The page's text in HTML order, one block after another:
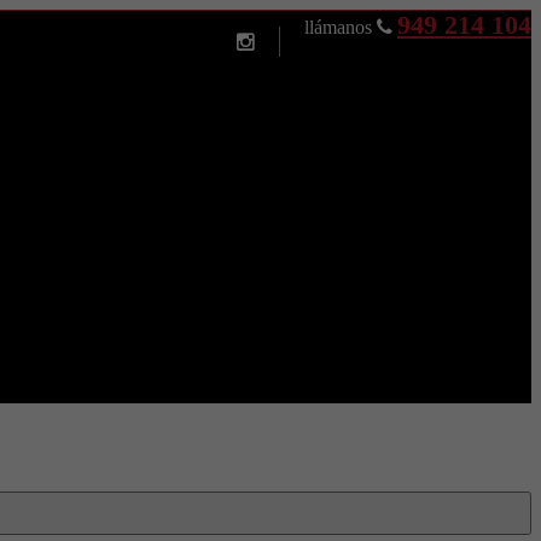
llámanos 949 214 104